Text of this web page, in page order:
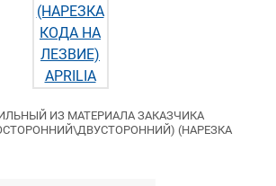
ИЗ МАТЕРИАЛА ЗАКАЗЧИКА
(НАРЕЗКА